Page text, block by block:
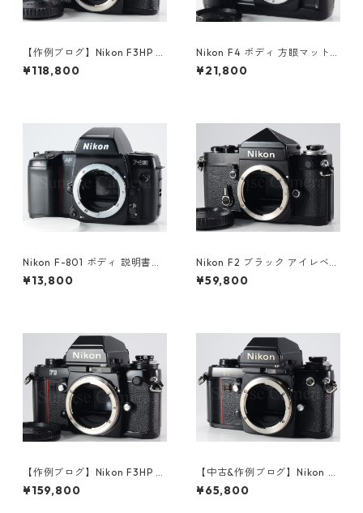
【作例ブログ】Nikon F3HP ボ
ディ 後期191万番台 ニコン（6
1308）
¥118,800
Nikon F4 ボディ 方眼マット
スクリーン（E） / マットスク
リーン（B）付 ニコン（6124
¥21,800
Nikon F-801 ボディ 説明書付
ニコン（61270）
¥13,800
Nikon F2 ブラック アイレベル
ボディ 整備済 ニコン (60533)
¥59,800
【作例ブログ】Nikon F3HP ボ
ディ 後期199万番台 革ケース
付 ニコン（61216）
¥159,800
【中古&作例ブログ】Nikon F
3HP ボディ 整備済 ニコン (61
053)
¥65,800